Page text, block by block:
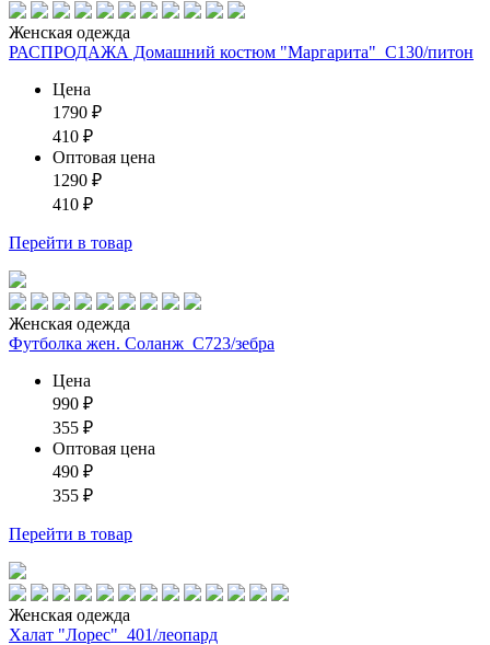
Женская одежда
РАСПРОДАЖА Домашний костюм "Маргарита"_С130/питон
Цена
1790 ₽
410 ₽
Оптовая цена
1290 ₽
410 ₽
Перейти в товар
Женская одежда
Футболка жен. Соланж_С723/зебра
Цена
990 ₽
355 ₽
Оптовая цена
490 ₽
355 ₽
Перейти в товар
Женская одежда
Халат "Лорес"_401/леопард